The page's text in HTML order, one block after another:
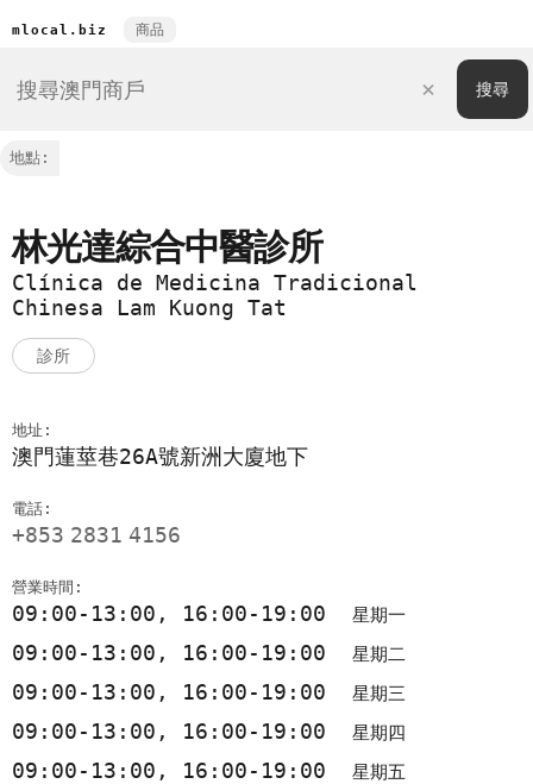
mlocal.biz 商品
地點:
林光達綜合中醫診所
Clínica de Medicina Tradicional
Chinesa Lam Kuong Tat
診所
地址:
澳門蓮莖巷26A號新洲大廈地下
電話:
+853 2831 4156
營業時間:
09:00-13:00, 16:00-19:00 星期一
09:00-13:00, 16:00-19:00 星期二
09:00-13:00, 16:00-19:00 星期三
09:00-13:00, 16:00-19:00 星期四
09:00-13:00, 16:00-19:00 星期五